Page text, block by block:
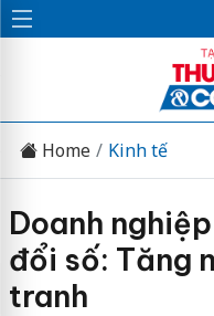
Home Kinh tế
Doanh
đổi số: Tăng
tranh